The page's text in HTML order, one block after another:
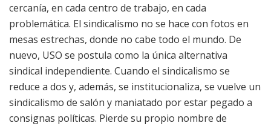
cercanía, en cada centro de trabajo, en cada
problemática. El sindicalismo no se hace con fotos en
mesas estrechas, donde no cabe todo el mundo. De
nuevo, USO se postula como la única alternativa
sindical independiente. Cuando el sindicalismo se
reduce a dos y, además, se institucionaliza, se vuelve un
sindicalismo de salón y maniatado por estar pegado a
consignas políticas. Pierde su propio nombre de